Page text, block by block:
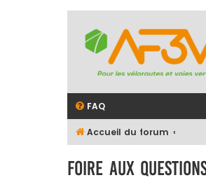
FAQ
Accueil du forum
Foire aux